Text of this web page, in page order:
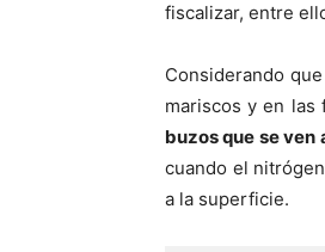
fiscalizar, entre
Considerando
mariscos y en las
buzos que se ven
cuando el
a la superficie.